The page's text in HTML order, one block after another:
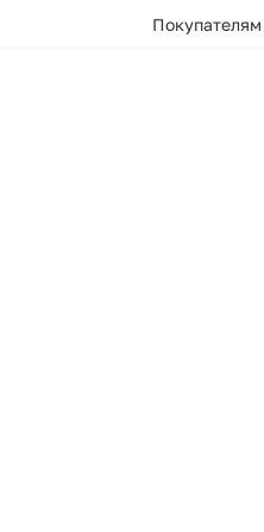
Покупателям